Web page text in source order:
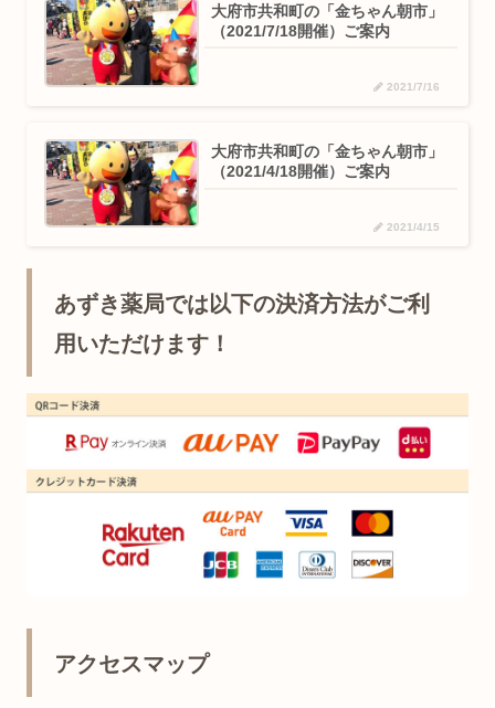
大府市共和町の「金ちゃん朝市」
（2021/7/18開催）ご案内
2021/7/16
大府市共和町の「金ちゃん朝市」
（2021/4/18開催）ご案内
2021/4/15
あずき薬局では以下の決済方法がご利
用いただけます！
アクセスマップ